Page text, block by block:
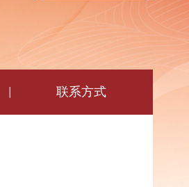
联系方式